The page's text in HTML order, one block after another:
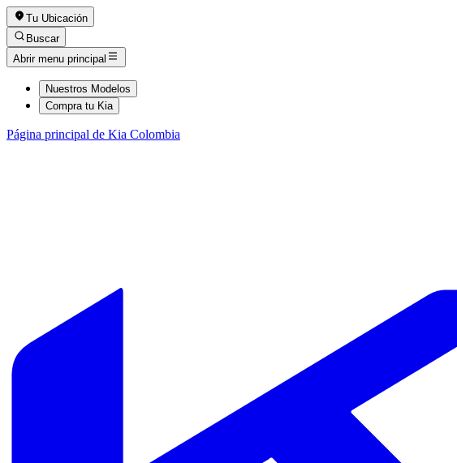
Tu Ubicación
Buscar
Abrir menu principal
Nuestros Modelos
Compra tu Kia
Página principal de Kia Colombia